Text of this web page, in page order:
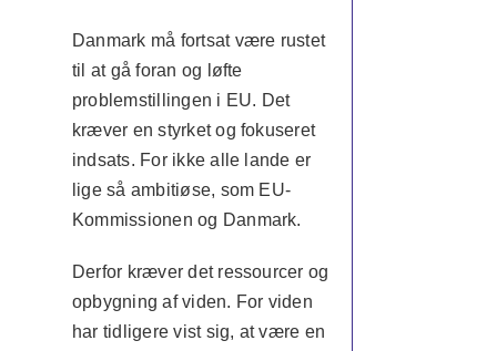
Danmark må fortsat være rustet
til at gå foran og løfte
problemstillingen i EU. Det
kræver en styrket og fokuseret
indsats. For ikke alle lande er
lige så ambitiøse, som EU-
Kommissionen og Danmark.
Derfor kræver det ressourcer og
opbygning af viden. For viden
har tidligere vist sig, at være en